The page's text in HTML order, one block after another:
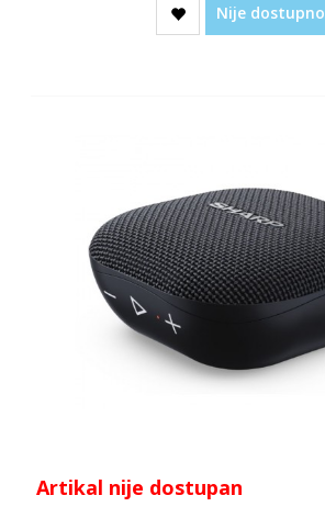
Nije dostupno
Artikal nije dostupan